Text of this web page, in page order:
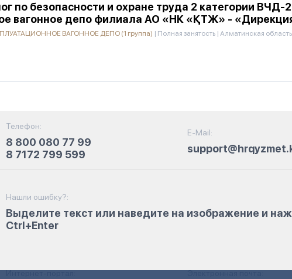
по безопасности и охране труда 2 категории ВЧД-
вагонное депо филиала АО «НК «ҚТЖ» -
ВАГОННОЕ ДЕПО (1 группа) | Полная занятость | Алматинская область
Телефон:
8 800 080 77 99
8 7172 799 599
E-Mail:
Нашли ошибку?:
Выделите текст или наведите на изображение и
Ctrl+Enter
Интернет-портал: Электронная почта: